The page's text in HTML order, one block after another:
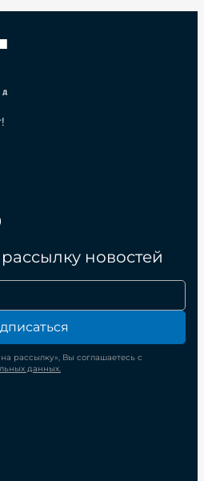
новостей
рассылку», Вы соглашаетесь с
данных.